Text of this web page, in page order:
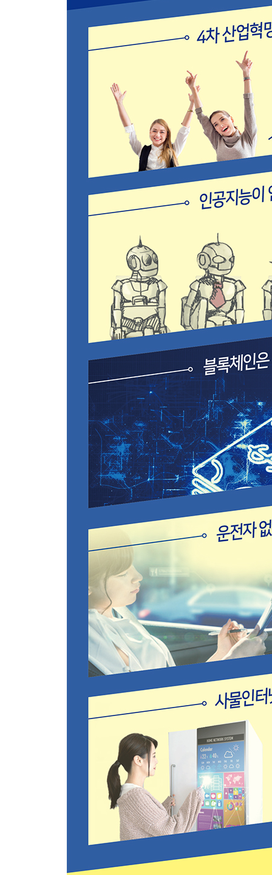
5장 블록체인_가상화폐 이외에 무엇에 쓸 수 있는
비트코인은 왜, 어떻게 생겼을까? | 비트코인은
비트코인과 51% 어택 | 비트코인은 비용이 많이
비교우위가 있는가? | 컨소시엄 블록체인은 무엇
6장 핀테크_기존 은행 전산화와 무엇이 다른가?
정보기술이 금융 부문에 일으킨 변화 | 핀테크 기
7장 스마트헬스_데이터는 의료를 어떻게 바꾸는가
의료 정보화의 영역 | AI 및 데이터 기반 의료의
8장 스마트 제조&물류_스마트해지는 목적은 무엇
유연생산방식과 스마트팩토리 | 사물인터넷과
노동자는 사라지는가? | 스마트 물류공급망 관리
9장 공유경제와 O2O_기존 서비스업을 대체하는
공유경제란 무엇인가? | 공유경제는 기존 서비스
10장 일자리_4차 산업혁명은 일자리를 파괴할까?
과장된 대량실업의 공포 | 정말 자동화가 일자리
혁신은 가능한가? | 미래 일자리 변화의 특징 |
기초 IT 문해력의 필요성
11장 기업 생태계_미래에는 1등 기업만 살아남는
글로벌 플랫폼 집중현상 | 플랫폼 생태계 | IT
경쟁우위의 원천: 데이터 주도권 | 공공 데이터의
12장 4차 산업혁명_어떻게 대비할 것인가?
4차 산업혁명은 있지만, 4차 산업은 없다 | 기본기